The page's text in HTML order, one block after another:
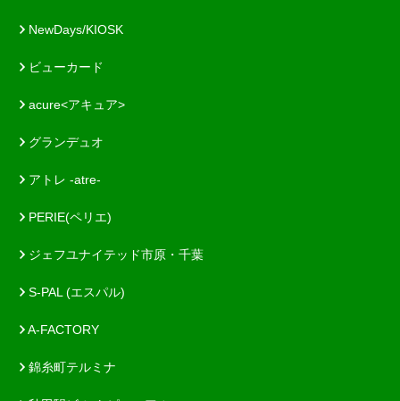
NewDays/KIOSK
ビューカード
acure<アキュア>
グランデュオ
アトレ -atre-
PERIE(ペリエ)
ジェフユナイテッド市原・千葉
S-PAL (エスパル)
A-FACTORY
錦糸町テルミナ